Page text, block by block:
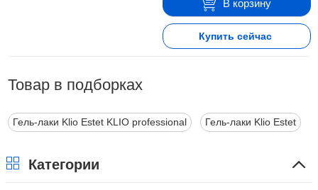
В корзину
Купить сейчас
Товар в подборках
Гель-лаки Klio Estet KLIO professional Гель-лаки Klio Estet
Категории